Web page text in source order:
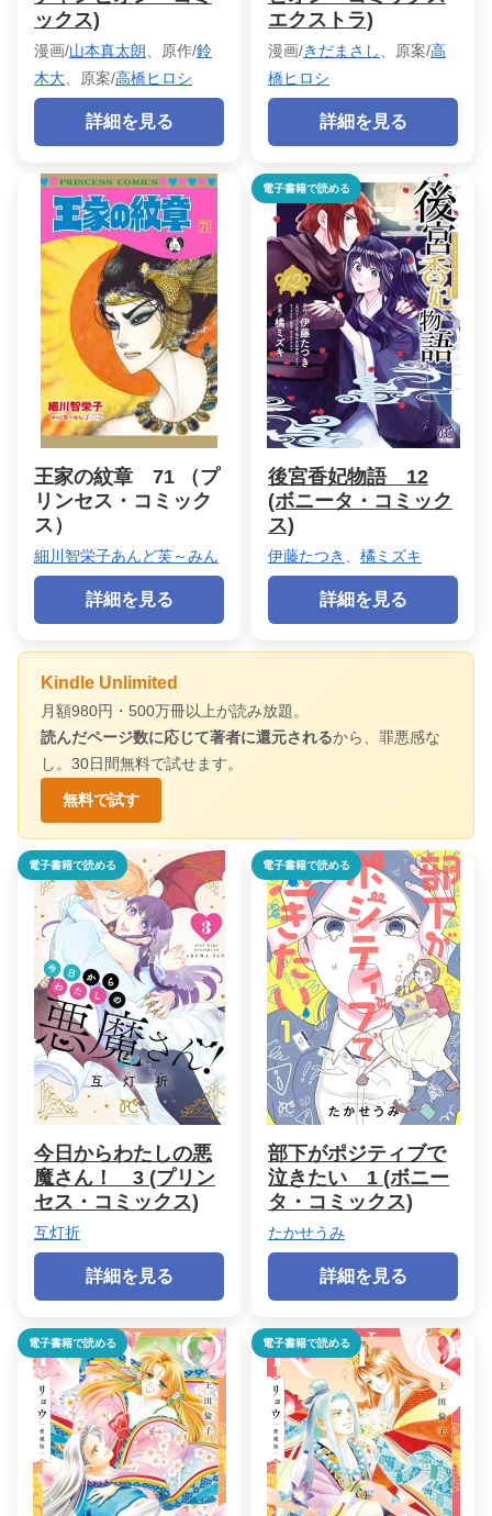
ックス)
漫画/山本真太朗 、原作/鈴
木大 、原案/高橋ヒロシ
詳細を見る
エクストラ)
漫画/きだまさし 、原案/高
橋ヒロシ
詳細を見る
王家の紋章 71 （プ
リンセス・コミック
ス）
細川智栄子あんど芙～みん
詳細を見る
電子書籍で読める
後宮香妃物語 12
(ボニータ・コミック
ス)
伊藤たつき 橘ミズキ
詳細を見る
Kindle Unlimited
月額980円・500万冊以上が読み放題。
読んだページ数に応じて著者に還元されるから、罪悪感な
し。30日間無料で試せます。
無料で試す
電子書籍で読める
今日からわたしの悪
魔さん！ 3 (プリン
セス・コミックス)
互灯折
詳細を見る
電子書籍で読める
部下がポジティブで
泣きたい 1 (ボニー
タ・コミックス)
たかせうみ
詳細を見る
電子書籍で読める 電子書籍で読める